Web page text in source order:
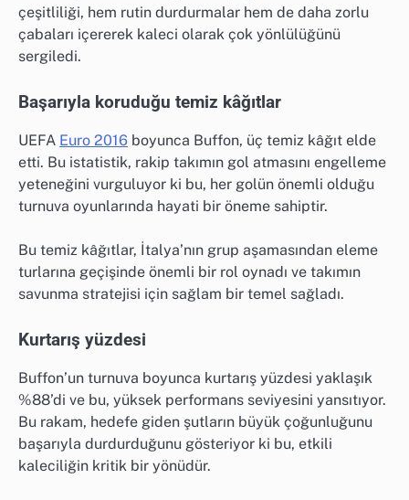
çeşitliliği, hem rutin durdurmalar hem de daha zorlu
çabaları içererek kaleci olarak çok yönlülüğünü
sergiledi.
Başarıyla koruduğu temiz kâğıtlar
UEFA Euro 2016 boyunca Buffon, üç temiz kâğıt elde
etti. Bu istatistik, rakip takımın gol atmasını engelleme
yeteneğini vurguluyor ki bu, her golün önemli olduğu
turnuva oyunlarında hayati bir öneme sahiptir.
Bu temiz kâğıtlar, İtalya’nın grup aşamasından eleme
turlarına geçişinde önemli bir rol oynadı ve takımın
savunma stratejisi için sağlam bir temel sağladı.
Kurtarış yüzdesi
Buffon’un turnuva boyunca kurtarış yüzdesi yaklaşık
%88’di ve bu, yüksek performans seviyesini yansıtıyor.
Bu rakam, hedefe giden şutların büyük çoğunluğunu
başarıyla durdurduğunu gösteriyor ki bu, etkili
kaleciliğin kritik bir yönüdür.